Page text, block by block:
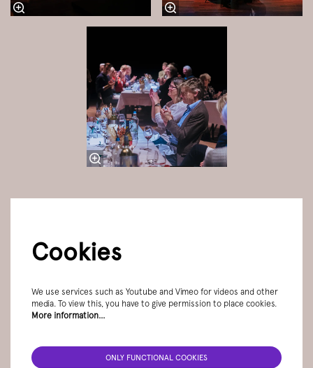
Cookies
We use services such as Youtube and Vimeo for videos and other
media. To view this, you have to give permission to place cookies.
More information…
ONLY FUNCTIONAL COOKIES